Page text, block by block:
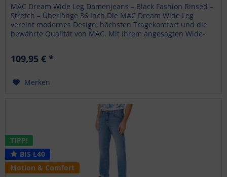
MAC Dream Wide Leg Damenjeans – Black Fashion Rinsed –
Stretch – Überlänge 36 Inch Die MAC Dream Wide Leg
vereint modernes Design, höchsten Tragekomfort und die
bewährte Qualität von MAC. Mit ihrem angesagten Wide-
109,95 € *
Merken
TIPP!
BIS L40
Motion & Comfort